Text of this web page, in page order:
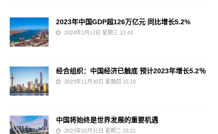
2023年中国GDP超126万亿元 同比增长5.2%
2024年1月17日 星期三 13:43
经合组织：中国经济已触底 预计2023年增长5.2％
2023年11月30日 星期四 15:10
中国将始终是世界发展的重要机遇
2023年10月31日 星期二 15:21